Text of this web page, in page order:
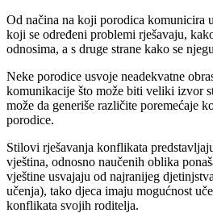
Od načina na koji porodica komunicira
koji se određeni problemi rješavaju,
odnosima, a s druge strane kako se
Neke porodice usvoje neadekvatne
komunikacije što može biti veliki izvor
može da generiše različite poremećaje
porodice.
Stilovi rješavanja konflikata
vještina, odnosno naučenih oblika
vještine usvajaju od najranijeg
učenja), tako djeca imaju mogućnost
konflikata svojih roditelja.